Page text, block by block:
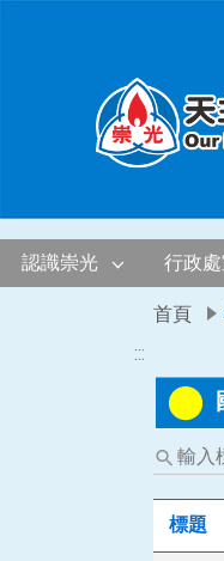
認識崇光 行政
首頁
:::
輸
入
標
題、
關
標題